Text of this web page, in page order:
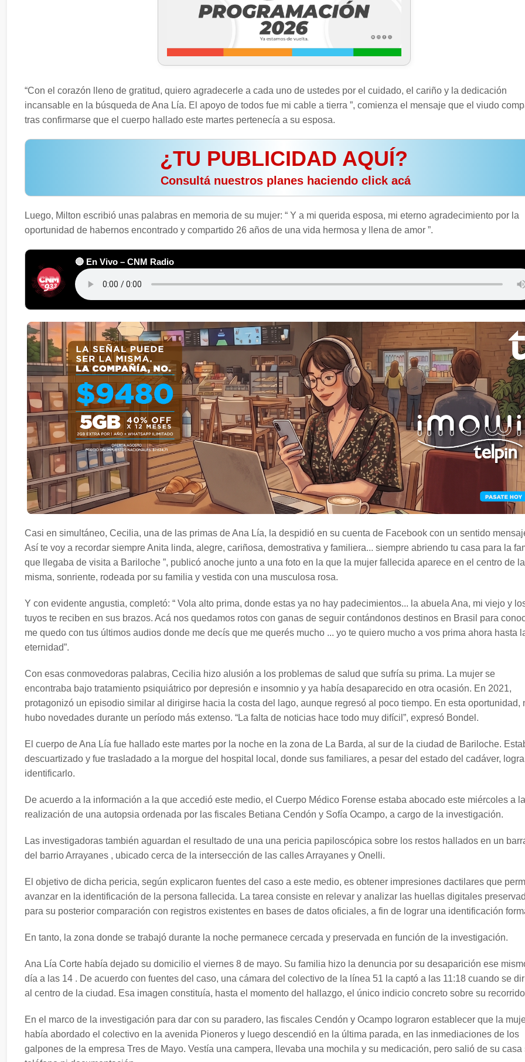
“Con el corazón lleno de gratitud, quiero agradecerle a cada uno de ustedes por el cuidado, el cariño y la dedicación
incansable en la búsqueda de Ana Lía. El apoyo de todos fue mi cable a tierra ”, comienza el mensaje que el viudo
tras confirmarse que el cuerpo hallado este martes pertenecía a su esposa.
¿TU PUBLICIDAD AQUÍ?
️ Consultá nuestros planes haciendo click acá
Luego, Milton escribió unas palabras en memoria de su mujer: “ Y a mi querida esposa, mi eterno agradecimiento por la
oportunidad de habernos encontrado y compartido 26 años de una vida hermosa y llena de amor ”.
🔴 En Vivo – CNM Radio
Casi en simultáneo, Cecilia, una de las primas de Ana Lía, la despidió en su cuenta de Facebook con un sentido
Así te voy a recordar siempre Anita linda, alegre, cariñosa, demostrativa y familiera... siempre abriendo tu casa para la
que llegaba de visita a Bariloche ”, publicó anoche junto a una foto en la que la mujer fallecida aparece en el centro de la
misma, sonriente, rodeada por su familia y vestida con una musculosa rosa.
Y con evidente angustia, completó: “ Vola alto prima, donde estas ya no hay padecimientos... la abuela Ana, mi viejo y
tuyos te reciben en sus brazos. Acá nos quedamos rotos con ganas de seguir contándonos destinos en Brasil para
me quedo con tus últimos audios donde me decís que me querés mucho ... yo te quiero mucho a vos prima ahora hasta
eternidad”.
Con esas conmovedoras palabras, Cecilia hizo alusión a los problemas de salud que sufría su prima. La mujer se
encontraba bajo tratamiento psiquiátrico por depresión e insomnio y ya había desaparecido en otra ocasión. En 2021,
protagonizó un episodio similar al dirigirse hacia la costa del lago, aunque regresó al poco tiempo. En esta oportunidad,
hubo novedades durante un período más extenso. “La falta de noticias hace todo muy difícil”, expresó Bondel.
El cuerpo de Ana Lía fue hallado este martes por la noche en la zona de La Barda, al sur de la ciudad de Bariloche.
descuartizado y fue trasladado a la morgue del hospital local, donde sus familiares, a pesar del estado del cadáver,
identificarlo.
De acuerdo a la información a la que accedió este medio, el Cuerpo Médico Forense estaba abocado este miércoles a la
realización de una autopsia ordenada por las fiscales Betiana Cendón y Sofía Ocampo, a cargo de la investigación.
Las investigadoras también aguardan el resultado de una una pericia papiloscópica sobre los restos hallados en un
del barrio Arrayanes , ubicado cerca de la intersección de las calles Arrayanes y Onelli.
El objetivo de dicha pericia, según explicaron fuentes del caso a este medio, es obtener impresiones dactilares que
avanzar en la identificación de la persona fallecida. La tarea consiste en relevar y analizar las huellas digitales
para su posterior comparación con registros existentes en bases de datos oficiales, a fin de lograr una identificación
En tanto, la zona donde se trabajó durante la noche permanece cercada y preservada en función de la investigación.
Ana Lía Corte había dejado su domicilio el viernes 8 de mayo. Su familia hizo la denuncia por su desaparición ese
día a las 14 . De acuerdo con fuentes del caso, una cámara del colectivo de la línea 51 la captó a las 11:18 cuando se
al centro de la ciudad. Esa imagen constituía, hasta el momento del hallazgo, el único indicio concreto sobre su
En el marco de la investigación para dar con su paradero, las fiscales Cendón y Ocampo lograron establecer que la
había abordado el colectivo en la avenida Pioneros y luego descendió en la última parada, en las inmediaciones de los
galpones de la empresa Tres de Mayo. Vestía una campera, llevaba una mochila y su medicación, pero salió de su casa